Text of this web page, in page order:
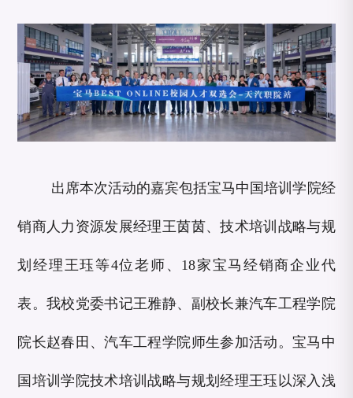
出席本次活动的嘉宾包括宝马中国培训学院经
销商人力资源发展经理王茵茵、技术培训战略与规
划经理王珏等4位老师、18家宝马经销商企业代
表。我校党委书记王雅静、副校长兼汽车工程学院
院长赵春田、汽车工程学院师生参加活动。宝马中
国培训学院技术培训战略与规划经理王珏以深入浅